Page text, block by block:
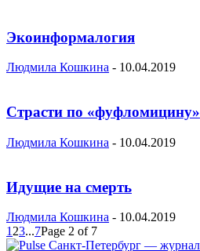
Экоинформалогия
Людмила Кошкина - 10.04.2019
Страсти по «фуфломицину»
Людмила Кошкина - 10.04.2019
Идущие на смерть
Людмила Кошкина - 10.04.2019
1 23...7Page 2 of 7